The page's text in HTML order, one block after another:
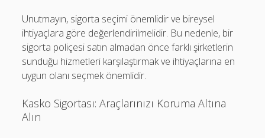
Unutmayın, sigorta seçimi önemlidir ve bireysel
ihtiyaçlara göre değerlendirilmelidir. Bu nedenle, bir
sigorta poliçesi satın almadan önce farklı şirketlerin
sunduğu hizmetleri karşılaştırmak ve ihtiyaçlarına en
uygun olanı seçmek önemlidir.
Kasko Sigortası: Araçlarınızı Koruma Altına
Alın